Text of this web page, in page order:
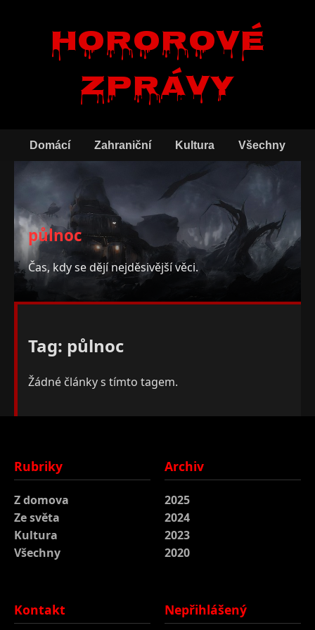
Hororové
zprávy
Domácí Zahraniční Kultura Všechny
půlnoc
Čas, kdy se dějí nejděsivější věci.
Tag: půlnoc
Žádné články s tímto tagem.
Rubriky
Z domova
Ze světa
Kultura
Všechny
Archiv
2025
2024
2023
2020
Kontakt Nepřihlášený